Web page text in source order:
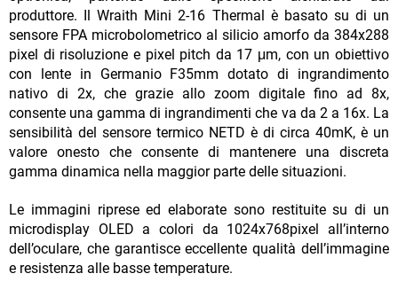
produttore. Il Wraith Mini 2-16 Thermal è basato su di un
sensore FPA microbolometrico al silicio amorfo da 384x288
pixel di risoluzione e pixel pitch da 17 μm, con un obiettivo
con lente in Germanio F35mm dotato di ingrandimento
nativo di 2x, che grazie allo zoom digitale fino ad 8x,
consente una gamma di ingrandimenti che va da 2 a 16x. La
sensibilità del sensore termico NETD è di circa 40mK, è un
valore onesto che consente di mantenere una discreta
gamma dinamica nella maggior parte delle situazioni.
Le immagini riprese ed elaborate sono restituite su di un
microdisplay OLED a colori da 1024x768pixel all’interno
dell’oculare, che garantisce eccellente qualità dell’immagine
e resistenza alle basse temperature.